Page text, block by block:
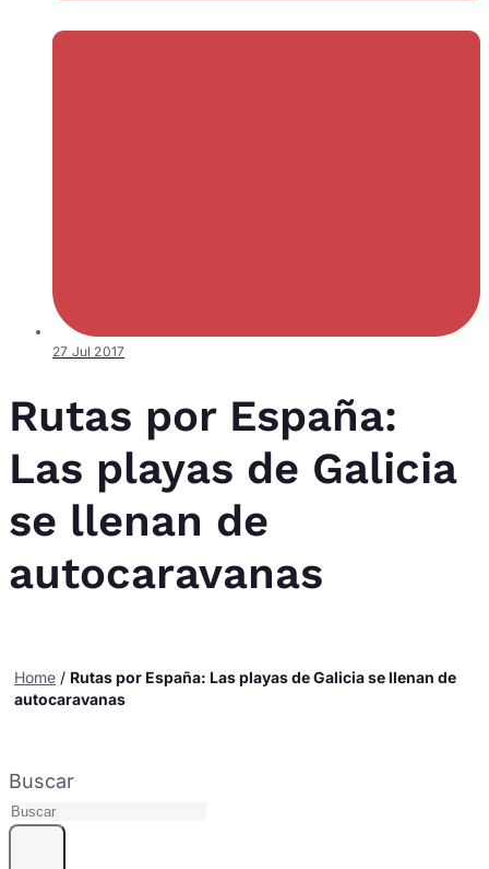
27 Jul 2017
Rutas por España:
Las playas de Galicia
se llenan de
autocaravanas
Home / Rutas por España: Las playas de Galicia se llenan de
autocaravanas
Buscar